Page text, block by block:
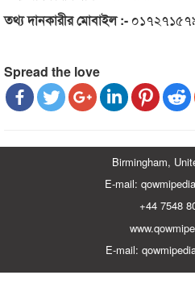
তথ্য দানকারীর মোবাইল :-
Spread the love
Birmingham,
E-mail:
+44 7548
E-mail: